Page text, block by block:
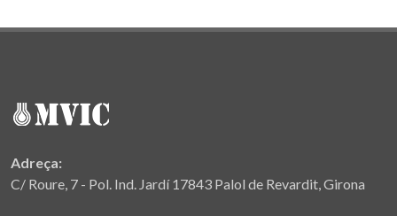
Adreça:
C/ Roure, 7 - Pol. Ind. Jardí 17843 Palol de Revardit, Girona